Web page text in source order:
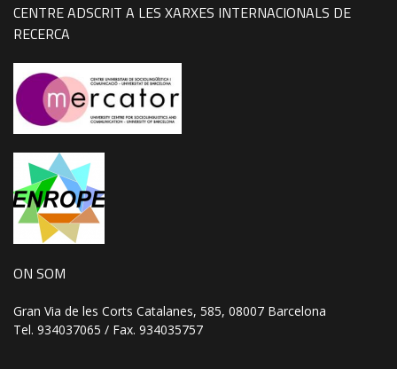
CENTRE ADSCRIT A LES XARXES INTERNACIONALS DE
RECERCA
ON SOM
Gran Via de les Corts Catalanes, 585, 08007 Barcelona
Tel. 934037065 / Fax. 934035757